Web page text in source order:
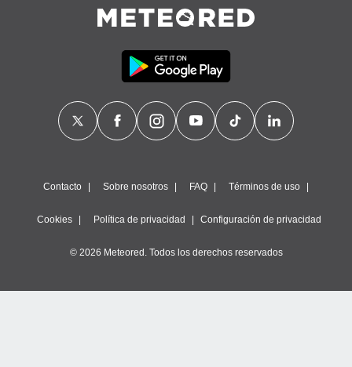
Contacto Sobre nosotros FAQ Términos de uso
Cookies Política de privacidad Configuración de privacidad
© 2026 Meteored. Todos los derechos reservados